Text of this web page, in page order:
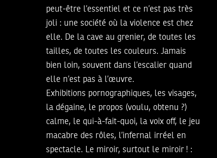
peut-être l’essentiel et ce n’est pas très
joli : une société où la violence est chez
elle. De la cave au grenier, de toutes les
tailles, de toutes les couleurs. Jamais
bien loin, souvent dans l’escalier quand
elle n’est pas à l’œuvre.
Exhibitions pornographiques, les visages,
la dégaine, le propos (voulu, obtenu ?)
calme, le qui-à-fait-quoi, la voix off, le jeu
macabre des rôles, l’infernal irréel en
spectacle. Le miroir, surtout le miroir ! :